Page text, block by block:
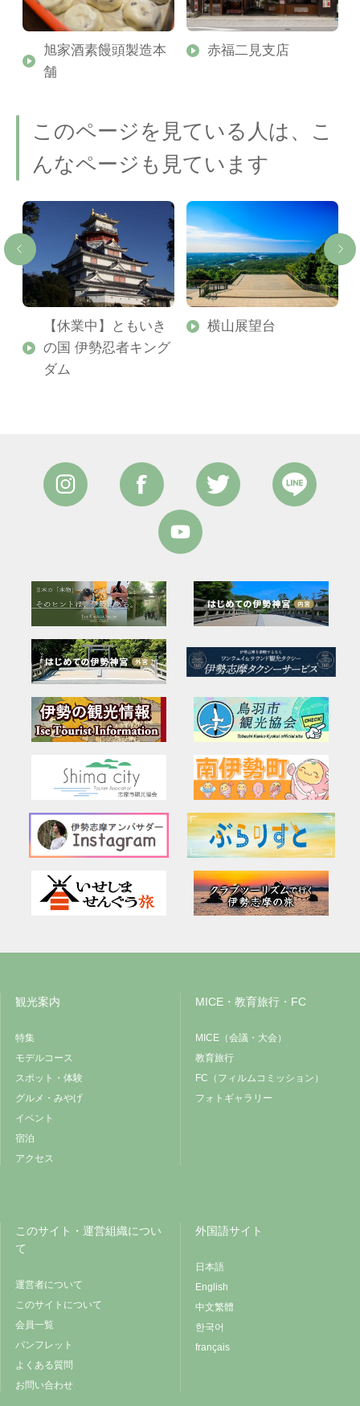
旭家酒素饅頭製造本
舗
赤福二見支店
このページを見ている人は、こ
んなページも見ています
【休業中】ともいき
の国 伊勢忍者キング
ダム
横山展望台
観光案内
特集
モデルコース
スポット・体験
グルメ・みやげ
イベント
宿泊
アクセス
MICE・教育旅行・FC
MICE（会議・大会）
教育旅行
FC（フィルムコミッション）
フォトギャラリー
このサイト・運営組織につい
て
運営者について
このサイトについて
会員一覧
パンフレット
よくある質問
お問い合わせ
外国語サイト
日本語
English
中文繁體
한국어
français